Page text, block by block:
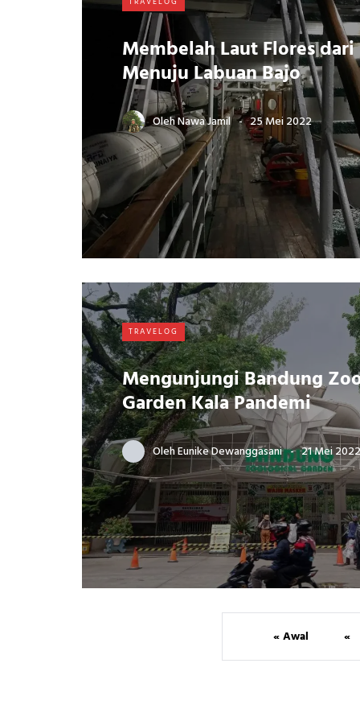
Membelah Laut Flores dari
Menuju Labuan Bajo
OlehNawa Jamil 25 Mei 2022
TRAVELOG
Mengunjungi Bandung
Garden Kala Pandemi
OlehEunike Dewanggasani 21 Mei 2022
« Awal «